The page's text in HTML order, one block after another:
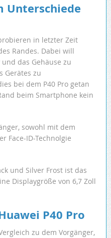
Unterschiede
in letzter Zeit
Randes. Dabei will
das Gehäuse zu
Gerätes zu
bei dem P40 Pro getan
beim Smartphone kein
sowohl mit dem
Face-ID-Technolgie
und Silver Frost ist das
Displaygröße von 6,7 Zoll
P40 Pro
zu dem Vorgänger,